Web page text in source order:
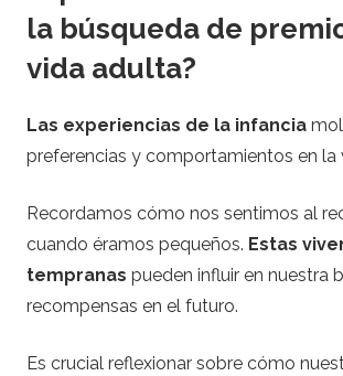
la búsqueda de
vida adulta?
Las experiencias de la infancia
preferencias y comportamientos en la
Recordamos cómo nos sentimos al
cuando éramos pequeños. Estas
tempranas pueden influir en nuestra
recompensas en el futuro.
Es crucial reflexionar sobre cómo